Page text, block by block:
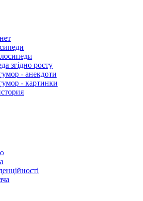
згідно росту
- анекдоти
- картинки